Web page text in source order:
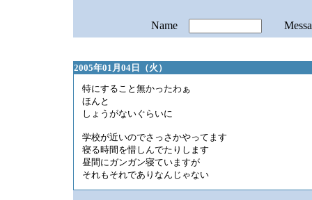
Name
2005年01月04日（火）
特にすること無かったわぁ
ほんと
しょうがないぐらいに
学校が近いのでさっさかやってます
寝る時間を惜しんでたりします
昼間にガンガン寝ていますが
それもそれでありなんじゃない